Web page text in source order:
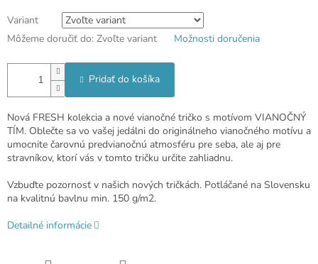
Variant
Môžeme doručiť do: Zvoľte variant Možnosti doručenia
Pridať do košíka
Nová FRESH kolekcia a nové vianočné tričko s motívom VIANOČNÝ
TÍM. Oblečte sa vo vašej jedálni do originálneho vianočného motívu a
umocnite čarovnú predvianočnú atmosféru pre seba, ale aj pre
stravníkov, ktorí vás v tomto tričku určite zahliadnu.
Vzbuďte pozornosť v našich nových tričkách. Potláčané na Slovensku
na kvalitnú bavlnu min. 150 g/m2.
Detailné informácie